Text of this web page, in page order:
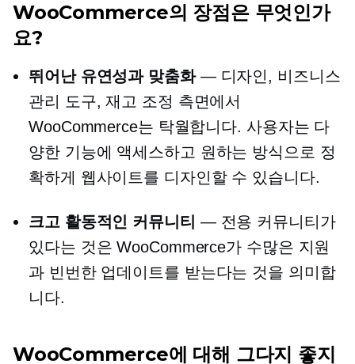
WooCommerce의 장점은 무엇인가
요?
뛰어난 유연성과 맞춤화— 디자인, 비즈니스
관리 도구, 재고 조정 측면에서
WooCommerce는 탁월합니다. 사용자는 다
양한 기능에 액세스하고 원하는 방식으로 정
확하게 웹사이트를 디자인할 수 있습니다.
크고 활동적인 커뮤니티 — 전용 커뮤니티가
있다는 것은 WooCommerce가 수많은 지원
과 빈번한 업데이트를 받는다는 것을 의미합
니다.
WooCommerce에 대해 그다지 좋지